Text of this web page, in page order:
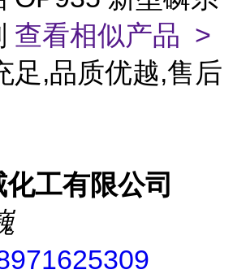
查看相似产品 >
足,品质优越,售后
工有限公司